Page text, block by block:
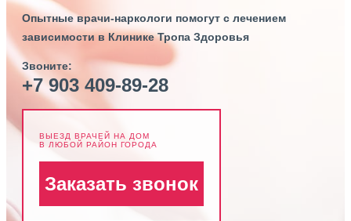
Опытные врачи-наркологи помогут с лечением
зависимости в Клинике Тропа Здоровья
Звоните:
+7 903 409-89-28
ВЫЕЗД ВРАЧЕЙ НА ДОМ
В ЛЮБОЙ РАЙОН ГОРОДА
Заказать звонок